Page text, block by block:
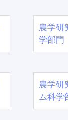
農学
学部門
農学
ム科学